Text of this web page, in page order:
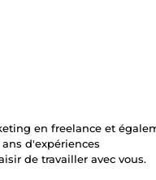
en freelance et
d'expériences
de travailler avec vous.